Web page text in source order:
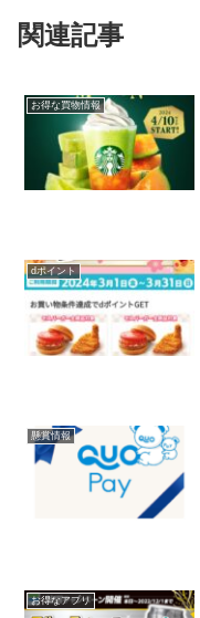
関連記事
お得な買物情報
dポイント
懸賞情報
お得なアプリ